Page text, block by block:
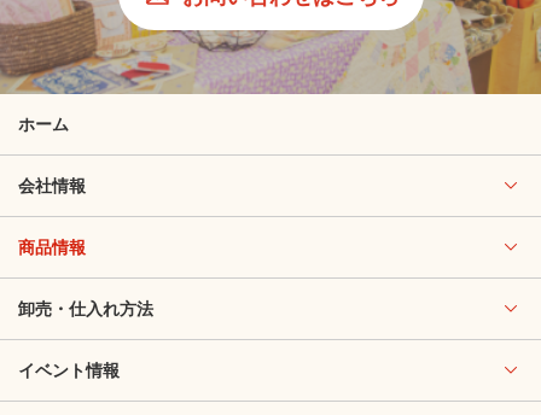
ホーム
会社情報
商品情報
卸売・仕入れ方法
イベント情報